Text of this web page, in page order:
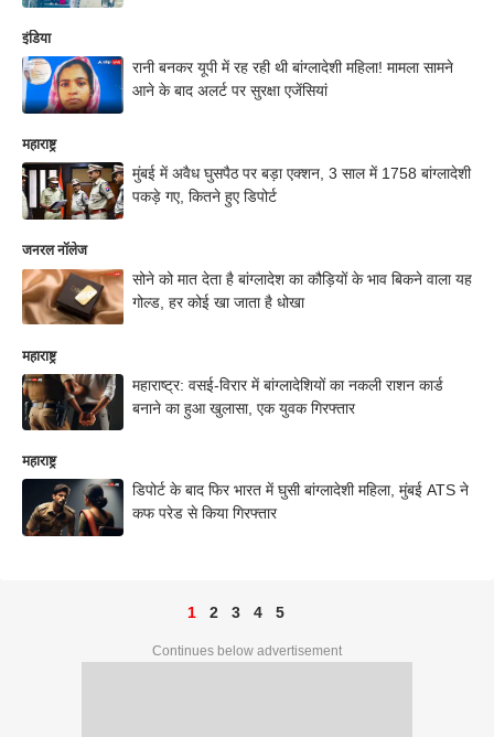
इंडिया
रानी बनकर यूपी में रह रही थी बांग्लादेशी महिला! मामला सामने
आने के बाद अलर्ट पर सुरक्षा एजेंसियां
महाराष्ट्र
मुंबई में अवैध घुसपैठ पर बड़ा एक्शन, 3 साल में 1758 बांग्लादेशी
पकड़े गए, कितने हुए डिपोर्ट
जनरल नॉलेज
सोने को मात देता है बांग्लादेश का कौड़ियों के भाव बिकने वाला यह
गोल्ड, हर कोई खा जाता है धोखा
महाराष्ट्र
महाराष्ट्र: वसई-विरार में बांग्लादेशियों का नकली राशन कार्ड
बनाने का हुआ खुलासा, एक युवक गिरफ्तार
महाराष्ट्र
डिपोर्ट के बाद फिर भारत में घुसी बांग्लादेशी महिला, मुंबई ATS ने
कफ परेड से किया गिरफ्तार
1 2 3 4 5
Continues below advertisement